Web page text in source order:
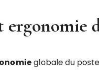
globale du